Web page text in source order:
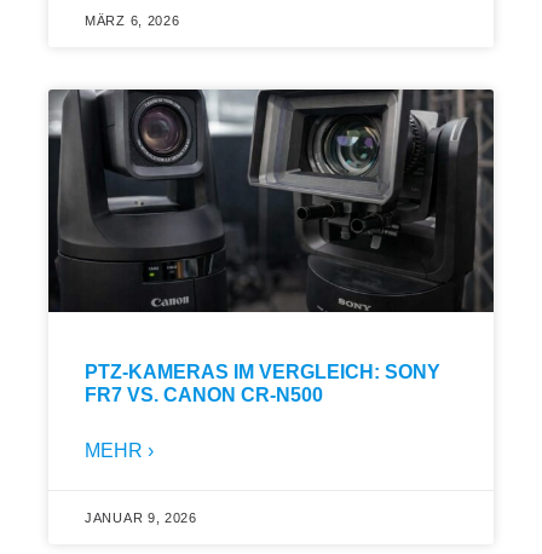
MÄRZ 6, 2026
PTZ-KAMERAS IM VERGLEICH: SONY
FR7 VS. CANON CR-N500
MEHR ›
JANUAR 9, 2026